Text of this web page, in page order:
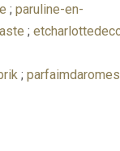
; paruline-en-
;
; parfaimdaromes